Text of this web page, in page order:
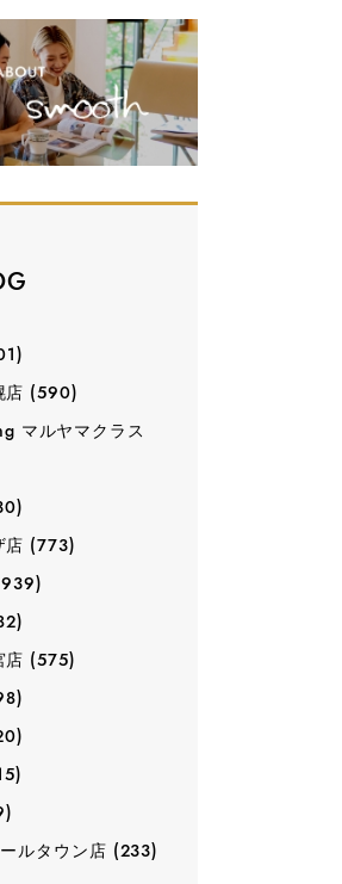
店 (590)
マルヤマクラス
店 (773)
店 (575)
ルタウン店 (233)